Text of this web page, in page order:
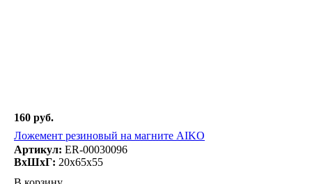
160 руб.
Ложемент резиновый на магните AIKO
Артикул: ER-00030096
ВxШxГ: 20x65x55